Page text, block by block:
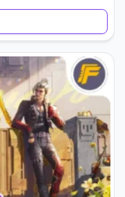
بسیاری از بازیکنان منتظر…